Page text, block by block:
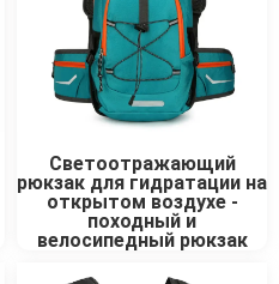
Светоотражающий
рюкзак для гидратации на
открытом воздухе -
походный и
велосипедный рюкзак